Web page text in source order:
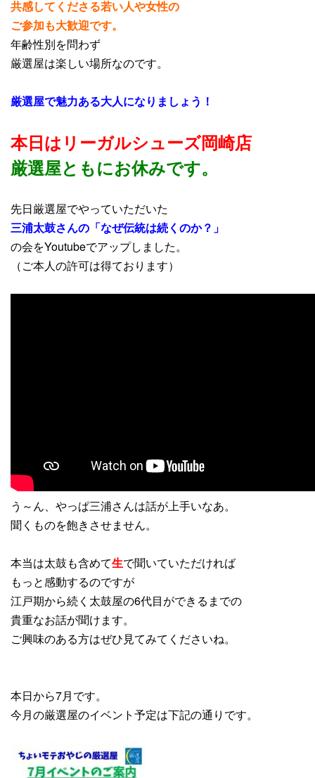
共感してくださる若い人や女性の
ご参加も大歓迎です。
年齢性別を問わず
厳選屋は楽しい場所なのです。
厳選屋で魅力ある大人になりましょう！
本日はリーガルシューズ岡崎店
厳選屋ともにお休みです。
先日厳選屋でやっていただいた
三浦太鼓さんの「なぜ伝統は続くのか？」
の会をYoutubeでアップしました。
（ご本人の許可は得ております）
う～ん、やっぱ三浦さんは話が上手いなあ。
聞くものを飽きさせません。
本当は太鼓も含めて生で聞いていただければ
もっと感動するのですが
江戸期から続く太鼓屋の6代目ができるまでの
貴重なお話が聞けます。
ご興味のある方はぜひ見てみてくださいね。
本日から7月です。
今月の厳選屋のイベント予定は下記の通りです。